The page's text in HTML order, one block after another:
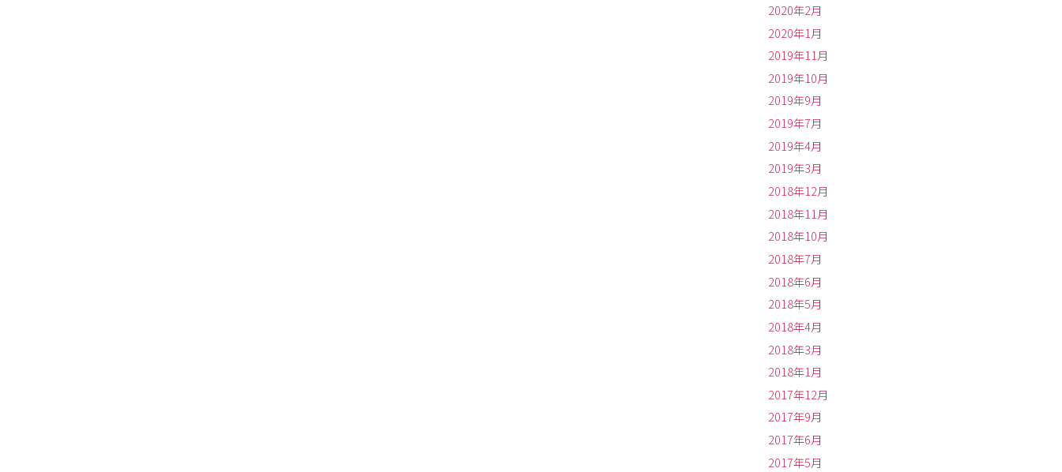
2020年2月
2020年1月
2019年11月
2019年10月
2019年9月
2019年7月
2019年4月
2019年3月
2018年12月
2018年11月
2018年10月
2018年7月
2018年6月
2018年5月
2018年4月
2018年3月
2018年1月
2017年12月
2017年9月
2017年6月
2017年5月